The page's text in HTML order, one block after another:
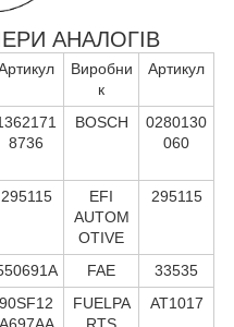
АНАЛОГІВ
Виробни
к
Артикул
8736
BOSCH
0280130
060
295115
EFI
AUTOM
OTIVE
295115
FAE
33535
90SF12
A697AA
FUELPA
RTS
AT1017